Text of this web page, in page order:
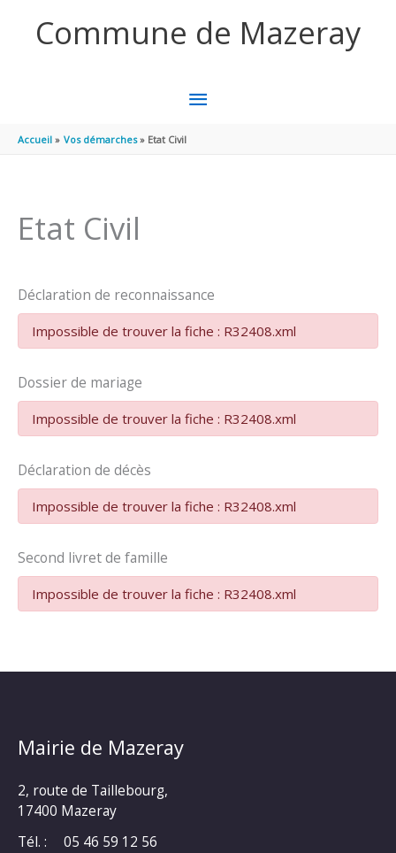
Commune de Mazeray
MENU
PRINCIPAL
Accueil Vos démarches Etat Civil
Etat Civil
Déclaration de reconnaissance
Impossible de trouver la fiche : R32408.xml
Dossier de mariage
Impossible de trouver la fiche : R32408.xml
Déclaration de décès
Impossible de trouver la fiche : R32408.xml
Second livret de famille
Impossible de trouver la fiche : R32408.xml
Mairie de Mazeray
2, route de Taillebourg,
17400 Mazeray
Tél. :
05 46 59 12 56